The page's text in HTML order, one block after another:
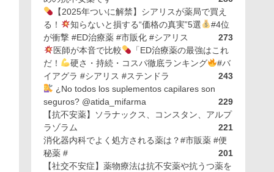
【2025年ついに解禁】シアリスが薬局で買え
る！
知らないと損する“価格の真実”5選
#4位
が衝撃 #ED治療薬 #市販化 #シアリス
273
医師が本音で比較
「ED治療薬の最強はこれ
だ！
硬さ・持続・コスパ徹底ランキング
#バ
イアグラ #シアリス #ステンドラ
243
¿No todos los suplementos capilares son
seguros? @atida_mifarma
229
【抗不安薬】ソラナックス、コンスタン、アルプ
ラゾラム
221
消化器内科でよく処方される薬は？#市販薬 #便
秘薬 #
201
【社交不安症】薬物療法は抗不安薬や抗うつ薬を